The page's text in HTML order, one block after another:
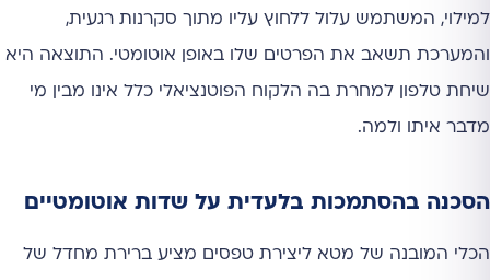
למילוי, המשתמש עלול ללחוץ עליו מתוך סקרנות רגעית,
והמערכת תשאב את הפרטים שלו באופן אוטומטי. התוצאה היא
שיחת טלפון למחרת בה הלקוח הפוטנציאלי כלל אינו מבין מי
מדבר איתו ולמה.
הסכנה בהסתמכות בלעדית על שדות אוטומטיים
הכלי המובנה של מטא ליצירת טפסים מציע ברירת מחדל של